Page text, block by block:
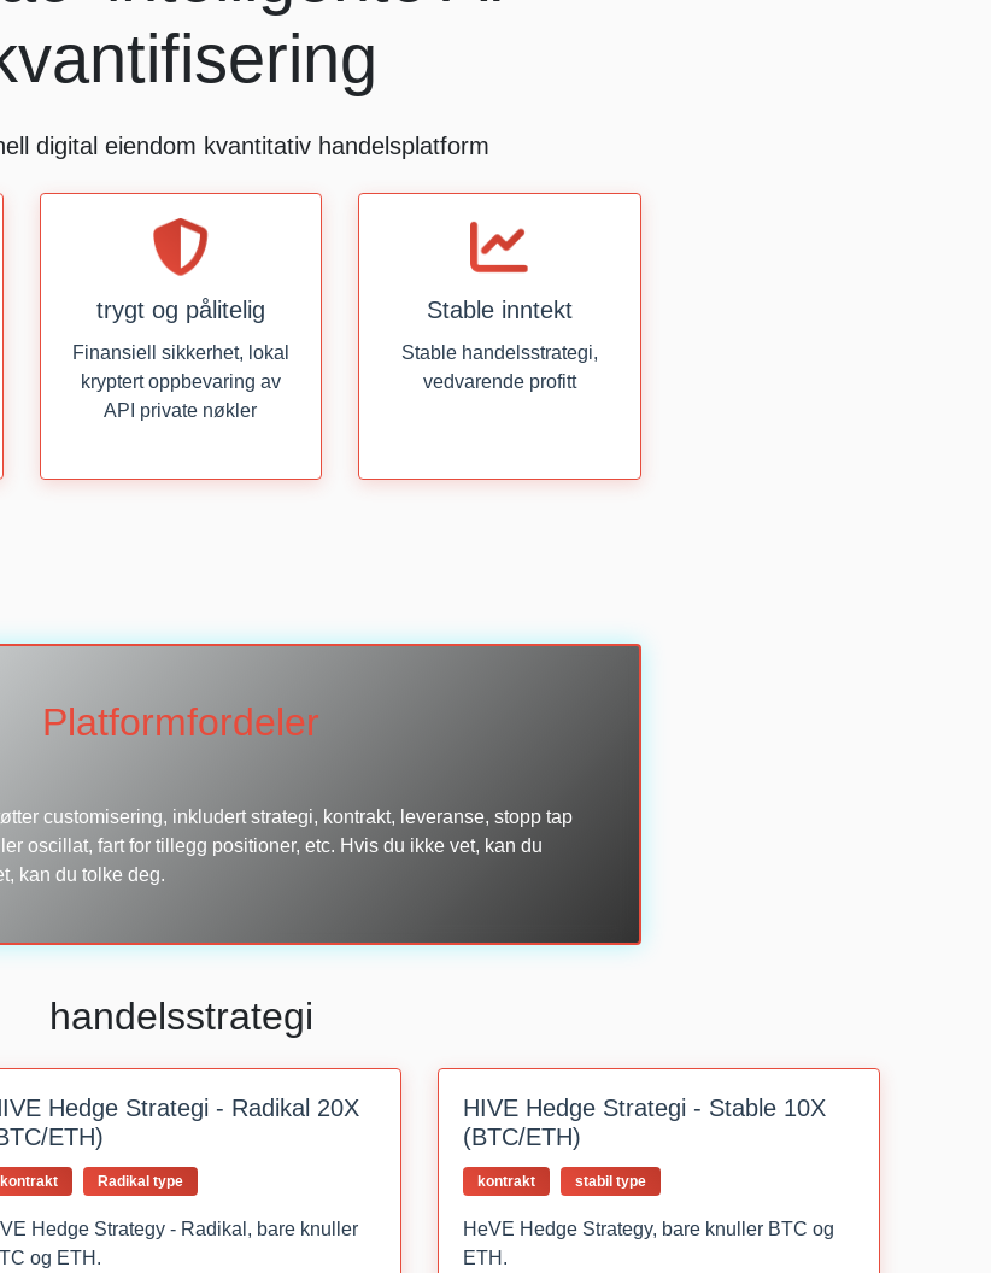
digital eiendom kvantitativ handelsplatform
trygt og pålitelig
Finansiell sikkerhet, lokal
kryptert oppbevaring av
API private nøkler
Stable inntekt
Stable handelsstrategi,
vedvarende profitt
Platformfordeler
customisering, inkludert strategi, kontrakt, leveranse, stopp tap
oscillat, fart for tillegg positioner, etc. Hvis du ikke vet, kan du
kan du tolke deg.
handelsstrategi
Hedge Strategi - Radikal 20X
ETH)
kontrakt Radikal type
Hedge Strategy - Radikal, bare knuller
og ETH.
HIVE Hedge Strategi - Stable 10X
(BTC/ETH)
kontrakt stabil type
HeVE Hedge Strategy, bare knuller BTC og
ETH.